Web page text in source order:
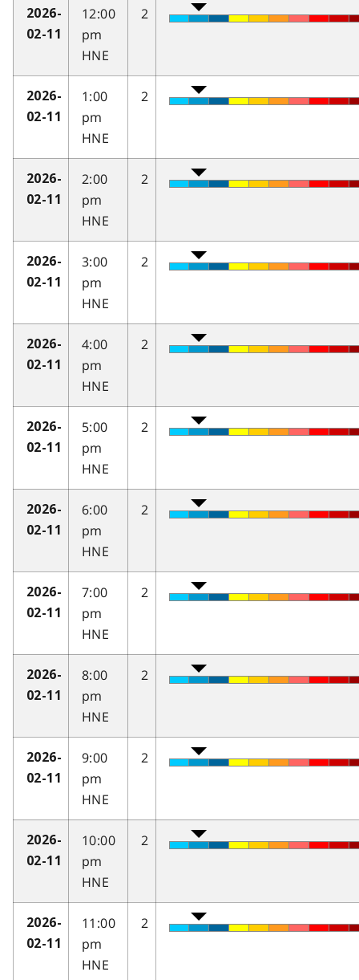
2026-
02-11
12:00
pm
HNE
2
2026-
02-11
1:00
pm
HNE
2
2026-
02-11
2:00
pm
HNE
2
2026-
02-11
3:00
pm
HNE
2
2026-
02-11
4:00
pm
HNE
2
2026-
02-11
5:00
pm
HNE
2
2026-
02-11
6:00
pm
HNE
2
2026-
02-11
7:00
pm
HNE
2
2026-
02-11
8:00
pm
HNE
2
2026-
02-11
9:00
pm
HNE
2
2026-
02-11
10:00
pm
HNE
2
2026-
02-11
11:00
pm
HNE
2